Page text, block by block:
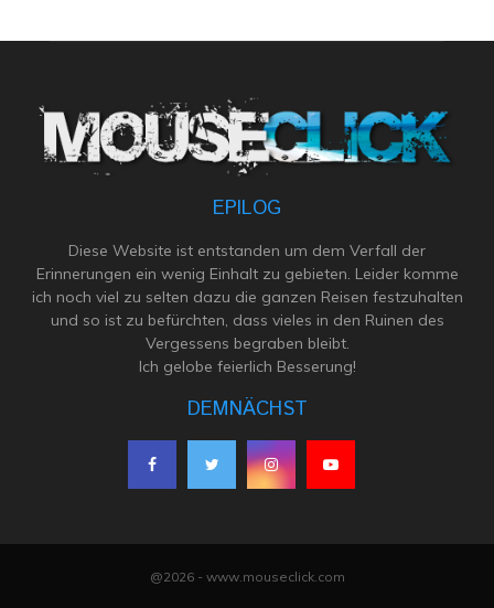
EPILOG
Diese Website ist entstanden um dem Verfall der
Erinnerungen ein wenig Einhalt zu gebieten. Leider komme
ich noch viel zu selten dazu die ganzen Reisen festzuhalten
und so ist zu befürchten, dass vieles in den Ruinen des
Vergessens begraben bleibt.
Ich gelobe feierlich Besserung!
DEMNÄCHST
@2026 - www.mouseclick.com